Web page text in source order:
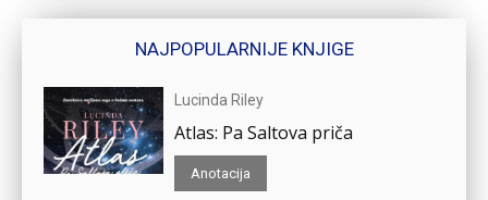
NAJPOPULARNIJE KNJIGE
Lucinda Riley
Atlas: Pa Saltova priča
Anotacija